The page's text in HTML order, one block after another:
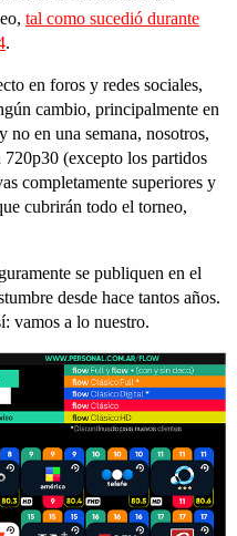
tal como sucedió durante
.
en foros y redes sociales,
cambio, principalmente en
en una semana, nosotros,
(excepto los partidos
completamente superiores y
cubrirán todo el torneo,
se publiquen en el
desde hace tantos años.
vamos a lo nuestro.